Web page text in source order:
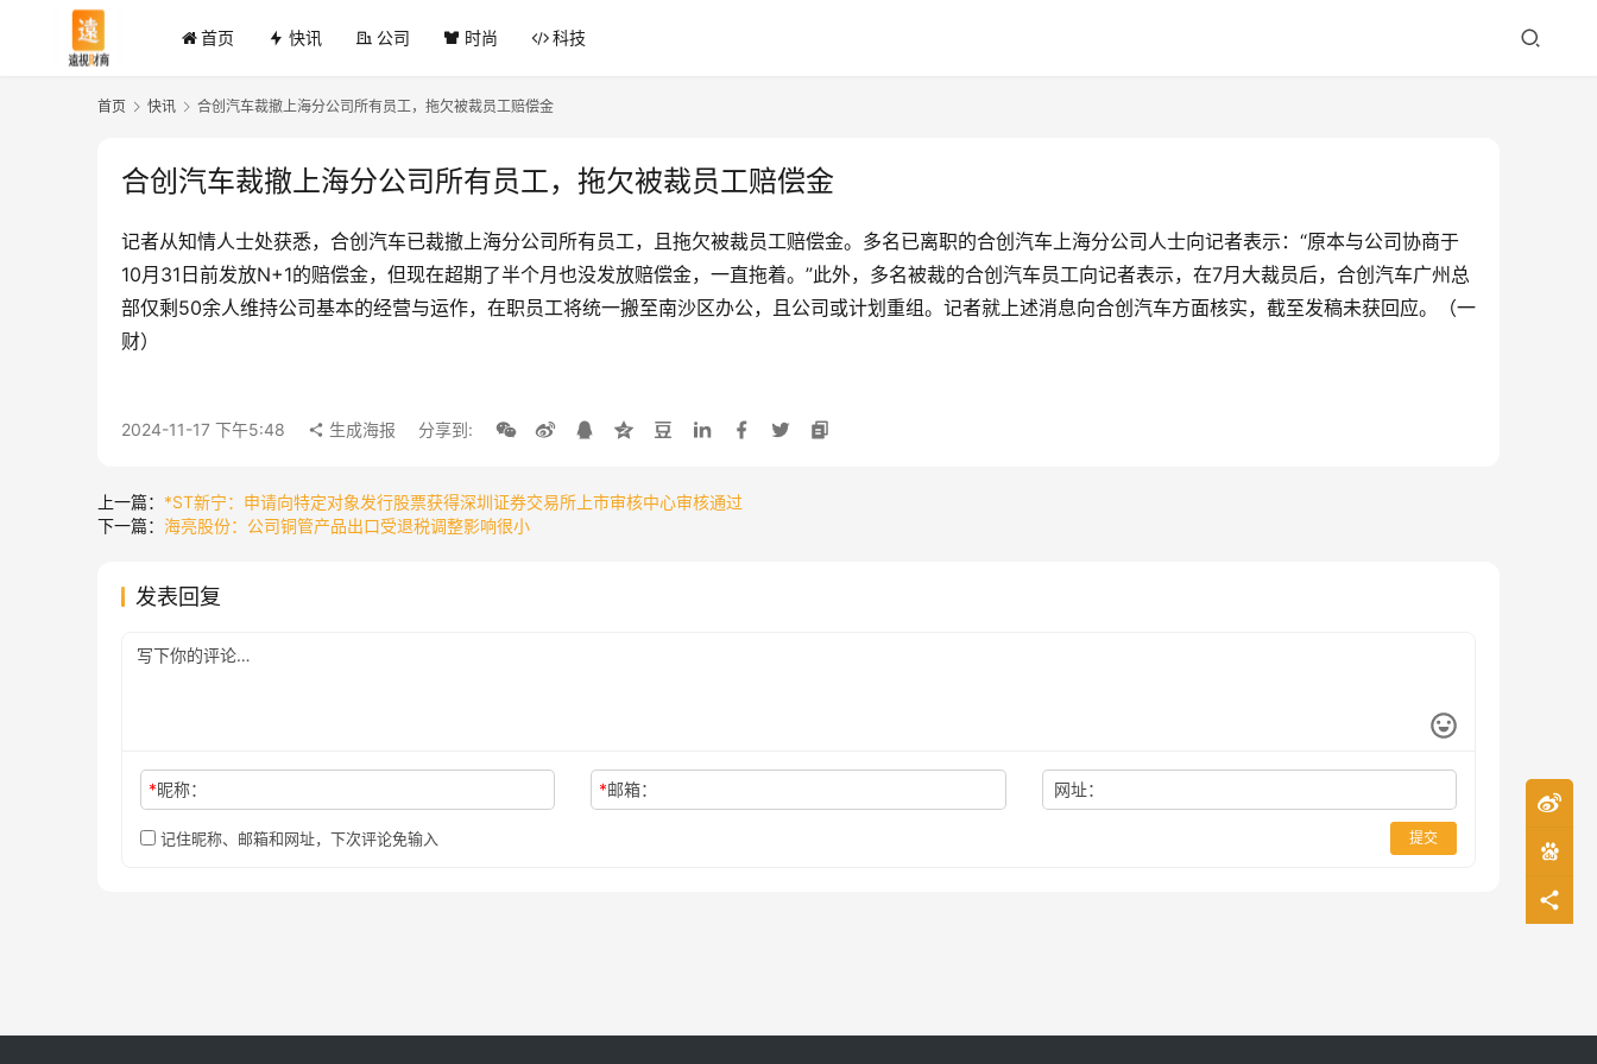
首页 快讯 公司 时尚 科技
首页 快讯 合创汽车裁撤上海分公司所有员工，拖欠被裁员工赔偿金
合创汽车裁撤上海分公司所有员工，拖欠被裁员工赔偿金
记者从知情人士处获悉，合创汽车已裁撤上海分公司所有员工，且拖欠被裁员工赔偿金。多名已离职的合创汽车上海分公司人士向记者表示：“原本与公司协商于
10月31日前发放N+1的赔偿金，但现在超期了半个月也没发放赔偿金，一直拖着。”此外，多名被裁的合创汽车员工向记者表示，在7月大裁员后，合创汽车广州总
部仅剩50余人维持公司基本的经营与运作，在职员工将统一搬至南沙区办公，且公司或计划重组。记者就上述消息向合创汽车方面核实，截至发稿未获回应。（一
财）
2024-11-17 下午5:48 生成海报 分享到:
上一篇： *ST新宁：申请向特定对象发行股票获得深圳证券交易所上市审核中心审核通过
下一篇： 海亮股份：公司铜管产品出口受退税调整影响很小
发表回复
*昵称： *邮箱： 网址：
记住昵称、邮箱和网址，下次评论免输入 提交